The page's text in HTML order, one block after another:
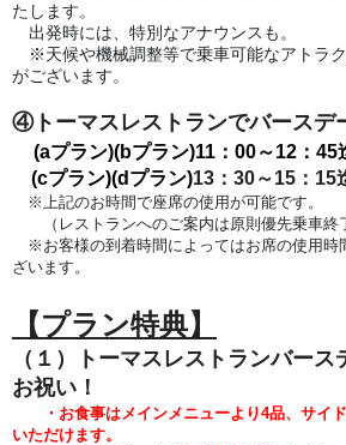
たします。
出発時には、特別なアナウンスも。
※天候や機械調整等で乗車可能なアトラ
がございます。
④トーマスレストランでバースデ
(aプラン)(bプラン)11：00～12：45
(cプラン)(dプラン)13：30～15：15
※上記のお時間で座席の使用が可能です。
（レストランへのご案内は原則優先乗車終
※お客様の到着時間によってはお席の使用時
ざいます。
【プラン特典】
（１）トーマスレストランバー
お祝い！
・お食事はメインメニューより4品、サイ
いただけます。